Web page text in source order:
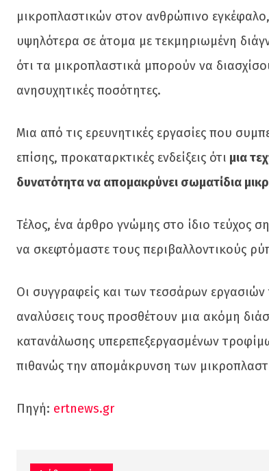
μικροπλαστικών στον ανθρώπινο
υψηλότερα σε άτομα με τεκμηριωμένη
ότι τα μικροπλαστικά μπορούν να
ανησυχητικές ποσότητες.
Μια από τις ερευνητικές εργασίες που
επίσης, προκαταρκτικές ενδείξεις ότι μια
δυνατότητα να απομακρύνει σωματίδια
Τέλος, ένα άρθρο γνώμης στο ίδιο τεύχος
να σκεφτόμαστε τους περιβαλλοντικούς
Οι συγγραφείς και των τεσσάρων εργασιών
αναλύσεις τους προσθέτουν μια ακόμη
κατανάλωσης υπερεπεξεργασμένων
πιθανώς την απομάκρυνση των
Πηγή: ertnews.gr